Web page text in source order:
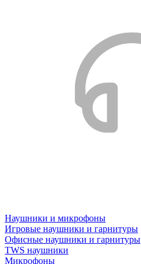
Наушники и микрофоны
Игровые наушники и гарнитуры
Офисные наушники и гарнитуры
TWS наушники
Микрофоны